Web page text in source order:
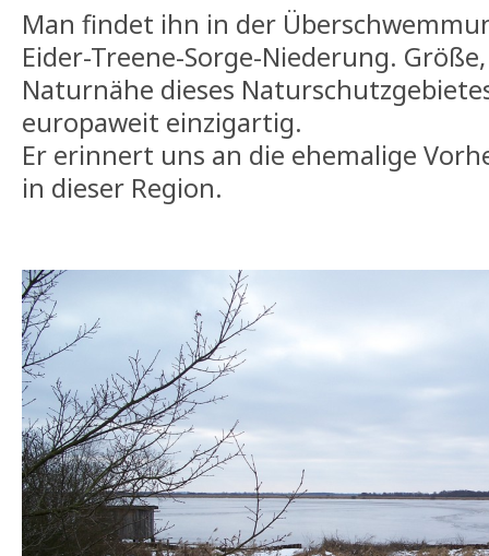
Man findet ihn in der
Eider-Treene-Sorge-Niederung.
Naturnähe dieses
europaweit einzigartig.
Er erinnert uns an die ehemalige
in dieser Region.